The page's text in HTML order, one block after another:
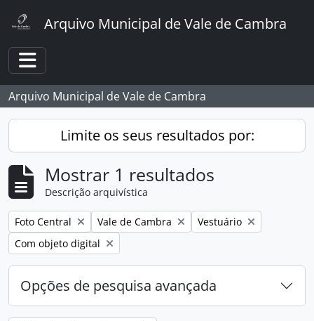
Arquivo Municipal de Vale de Cambra
Toggle navigation
Arquivo Municipal de Vale de Cambra
Limite os seus resultados por:
Mostrar 1 resultados
Descrição arquivística
Remover filtro:
Foto Central Remover filtro:
Vale de Cambra Remover filtro:
Vestuário
Remover filtro:
Com objeto digital
Opções de pesquisa avançada